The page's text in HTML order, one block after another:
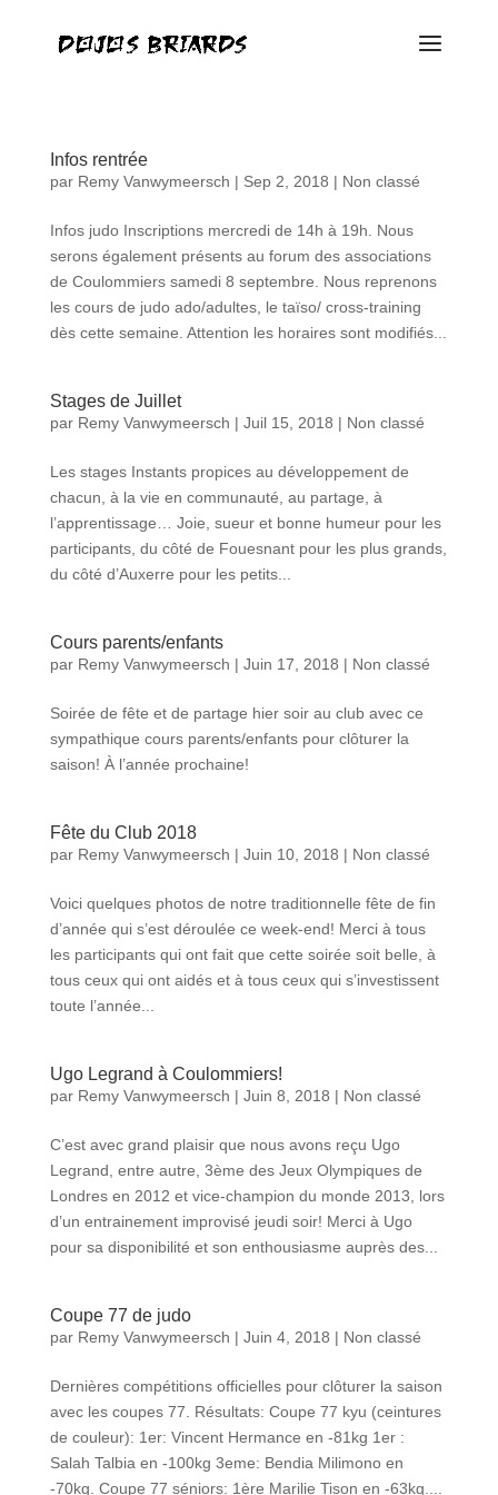
Infos rentrée
par Remy Vanwymeersch | Sep 2, 2018 | Non classé
Infos judo Inscriptions mercredi de 14h à 19h. Nous
serons également présents au forum des associations
de Coulommiers samedi 8 septembre. Nous reprenons
les cours de judo ado/adultes, le taïso/ cross-training
dès cette semaine. Attention les horaires sont modifiés...
Stages de Juillet
par Remy Vanwymeersch | Juil 15, 2018 | Non classé
Les stages Instants propices au développement de
chacun, à la vie en communauté, au partage, à
l’apprentissage… Joie, sueur et bonne humeur pour les
participants, du côté de Fouesnant pour les plus grands,
du côté d’Auxerre pour les petits...
Cours parents/enfants
par Remy Vanwymeersch | Juin 17, 2018 | Non classé
Soirée de fête et de partage hier soir au club avec ce
sympathique cours parents/enfants pour clôturer la
saison! À l’année prochaine!
Fête du Club 2018
par Remy Vanwymeersch | Juin 10, 2018 | Non classé
Voici quelques photos de notre traditionnelle fête de fin
d’année qui s’est déroulée ce week-end! Merci à tous
les participants qui ont fait que cette soirée soit belle, à
tous ceux qui ont aidés et à tous ceux qui s’investissent
toute l’année...
Ugo Legrand à Coulommiers!
par Remy Vanwymeersch | Juin 8, 2018 | Non classé
C’est avec grand plaisir que nous avons reçu Ugo
Legrand, entre autre, 3ème des Jeux Olympiques de
Londres en 2012 et vice-champion du monde 2013, lors
d’un entrainement improvisé jeudi soir! Merci à Ugo
pour sa disponibilité et son enthousiasme auprès des...
Coupe 77 de judo
par Remy Vanwymeersch | Juin 4, 2018 | Non classé
Dernières compétitions officielles pour clôturer la saison
avec les coupes 77. Résultats: Coupe 77 kyu (ceintures
de couleur): 1er: Vincent Hermance en -81kg 1er :
Salah Talbia en -100kg 3eme: Bendia Milimono en
-70kg. Coupe 77 séniors: 1ère Marilie Tison en -63kg....